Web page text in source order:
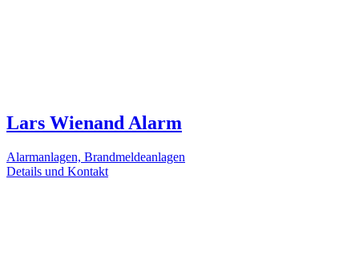
Lars Wienand Alarm
Alarmanlagen, Brandmeldeanlagen
Details und Kontakt